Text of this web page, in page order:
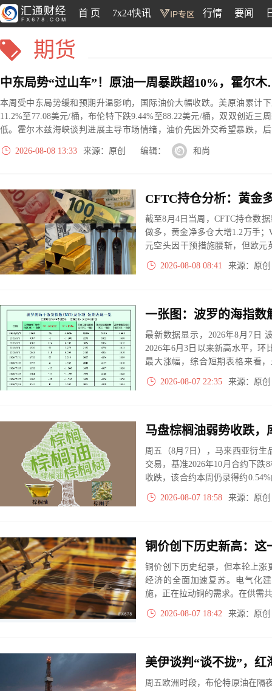
首 页 7x24快讯 行情 要闻
期货
中东局势“过山
本周受中东局势缓和预期升温影响，国际油价大幅收跌。美原油累计
11.2%至77.08美元/桶，布伦特下跌9.44%至88.22美元/桶，双双创近三
低。霍尔木兹海峡谈判进展主导市场情绪，油价先因外交希望暴跌，
伊朗拟禁美以船只及胡塞袭击等风险反弹，波动剧烈。后市仍将紧盯
落地与地区冲突演变。
2026-08-08 13:33 来源：原创 编辑： 和尚
截至8月4日当周，CFTC持仓数
做多，黄金净多仓大增1.2万手
元空头因干预措施腰斩，但欧元
增，期限分歧加剧；标普500净
构的复杂博弈格局。
2026-08-08 08:41 来源：原
最新数据显示，2026年8月7日
2026年6月3日以来新高水平，环
最大涨幅，综合短期表格来看
次，负增长4次，零增长是0次。
2026-08-07 22:35 来源：原
马盘棕榈油弱势收跌，
周五（8月7日），马来西亚衍生
交易，基准2026年10月合约下跌
收跌，该合约本周仍录得约
上涨。今年以来，棕榈油期货累
2026-08-07 18:58 来源：原
铜价创下历史新高：这
铜价创下历史纪录，但本轮上涨
经济的全面加速复苏。电气化
施，正在拉动铜的需求。在供需
已经无法很好地反映经济景气度。
2026-08-07 18:42 来源：原
周五欧洲时段，布伦特原油在隔